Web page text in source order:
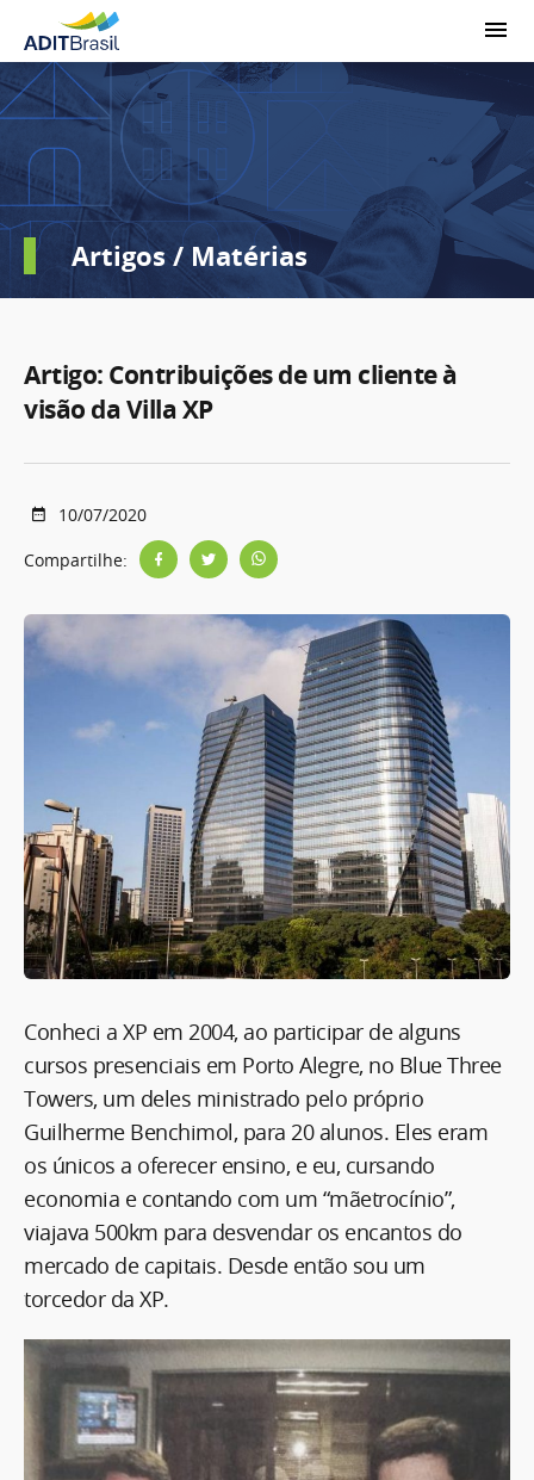
Artigos / Matérias
Artigo: Contribuições de um cliente à
visão da Villa XP
10/07/2020
Compartilhe:
Conheci a XP em 2004, ao participar de alguns
cursos presenciais em Porto Alegre, no Blue Three
Towers, um deles ministrado pelo próprio
Guilherme Benchimol, para 20 alunos. Eles eram
os únicos a oferecer ensino, e eu, cursando
economia e contando com um “mãetrocínio”,
viajava 500km para desvendar os encantos do
mercado de capitais. Desde então sou um
torcedor da XP.